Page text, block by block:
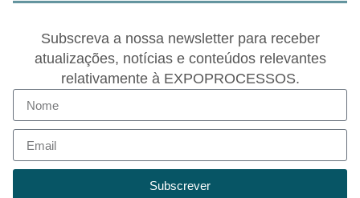
Subscreva a nossa newsletter para receber
atualizações, notícias e conteúdos relevantes
relativamente à EXPOPROCESSOS.
Subscrever